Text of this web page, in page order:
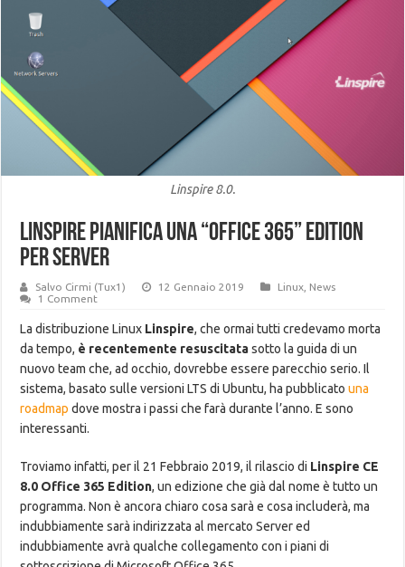
Linspire 8.0.
Linspire pianifica una “Office 365” Edition
per Server
Salvo Cirmi (Tux1) 12 Gennaio 2019 Linux News
1 Comment
La distribuzione Linux Linspire, che ormai tutti credevamo morta
da tempo, è recentemente resuscitatasotto la guida di un
nuovo team che, ad occhio, dovrebbe essere parecchio serio. Il
sistema, basato sulle versioni LTS di Ubuntu, ha pubblicatouna
roadmap dove mostra i passi che farà durante l’anno. E sono
interessanti.
Troviamo infatti, per il 21 Febbraio 2019, il rilascio di Linspire CE
8.0 Office 365 Edition, un edizione che già dal nome è tutto un
programma. Non è ancora chiaro cosa sarà e cosa includerà, ma
indubbiamente sarà indirizzata al mercato Server ed
indubbiamente avrà qualche collegamento con i piani di